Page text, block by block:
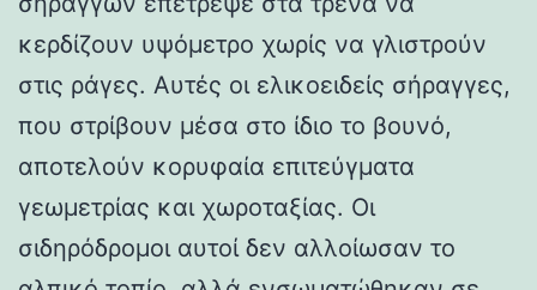
κερδίζουν υψόμετρο χωρίς να γλιστρούν
στις ράγες. Αυτές οι ελικοειδείς σήραγγες,
που στρίβουν μέσα στο ίδιο το βουνό,
αποτελούν κορυφαία επιτεύγματα
γεωμετρίας και χωροταξίας. Οι
σιδηρόδρομοι αυτοί δεν αλλοίωσαν το